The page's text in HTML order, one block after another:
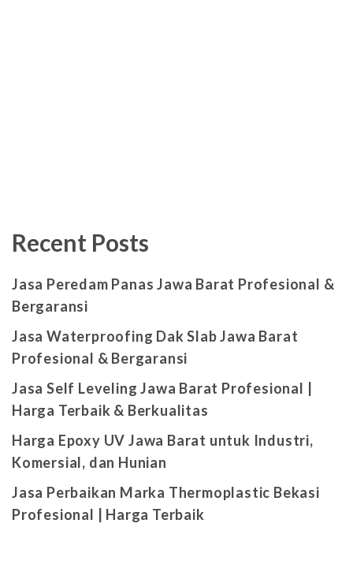
Recent Posts
Jasa Peredam Panas Jawa Barat Profesional &
Bergaransi
Jasa Waterproofing Dak Slab Jawa Barat
Profesional & Bergaransi
Jasa Self Leveling Jawa Barat Profesional |
Harga Terbaik & Berkualitas
Harga Epoxy UV Jawa Barat untuk Industri,
Komersial, dan Hunian
Jasa Perbaikan Marka Thermoplastic Bekasi
Profesional | Harga Terbaik